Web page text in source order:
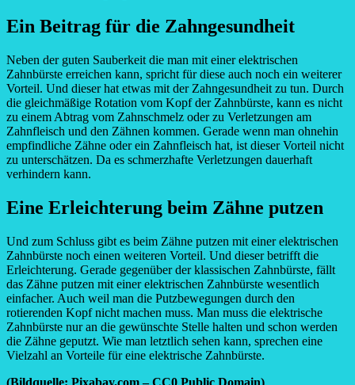
Ein Beitrag für die Zahngesundheit
Neben der guten Sauberkeit die man mit einer elektrischen
Zahnbürste erreichen kann, spricht für diese auch noch ein weiterer
Vorteil. Und dieser hat etwas mit der Zahngesundheit zu tun. Durch
die gleichmäßige Rotation vom Kopf der Zahnbürste, kann es nicht
zu einem Abtrag vom Zahnschmelz oder zu Verletzungen am
Zahnfleisch und den Zähnen kommen. Gerade wenn man ohnehin
empfindliche Zähne oder ein Zahnfleisch hat, ist dieser Vorteil nicht
zu unterschätzen. Da es schmerzhafte Verletzungen dauerhaft
verhindern kann.
Eine Erleichterung beim Zähne putzen
Und zum Schluss gibt es beim Zähne putzen mit einer elektrischen
Zahnbürste noch einen weiteren Vorteil. Und dieser betrifft die
Erleichterung. Gerade gegenüber der klassischen Zahnbürste, fällt
das Zähne putzen mit einer elektrischen Zahnbürste wesentlich
einfacher. Auch weil man die Putzbewegungen durch den
rotierenden Kopf nicht machen muss. Man muss die elektrische
Zahnbürste nur an die gewünschte Stelle halten und schon werden
die Zähne geputzt. Wie man letztlich sehen kann, sprechen eine
Vielzahl an Vorteile für eine elektrische Zahnbürste.
(Bildquelle: Pixabay.com – CC0 Public Domain)